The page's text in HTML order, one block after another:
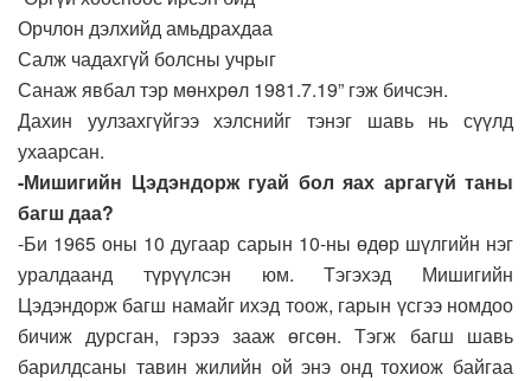
Орчлон дэлхийд амьдрахдаа
Салж чадахгүй болсны учрыг
Санаж явбал тэр мөнхрөл 1981.7.19” гэж бичсэн.
Дахин уулзахгүйгээ хэлснийг тэнэг шавь нь сүүлд
ухаарсан.
-Мишигийн Цэдэндорж гуай бол яах аргагүй таны
багш даа?
-Би 1965 оны 10 дугаар сарын 10-ны өдөр шүлгийн нэг
уралдаанд түрүүлсэн юм. Тэгэхэд Мишигийн
Цэдэндорж багш намайг ихэд тоож, гарын үсгээ номдоо
бичиж дурсган, гэрээ зааж өгсөн. Тэгж багш шавь
барилдсаны тавин жилийн ой энэ онд тохиож байгаа